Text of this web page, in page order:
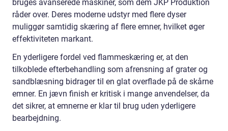
bruges avanserede maskiner, som dem JKP Produktion
råder over. Deres moderne udstyr med flere dyser
muliggør samtidig skæring af flere emner, hvilket øger
effektiviteten markant.
En yderligere fordel ved flammeskæring er, at den
tilkoblede efterbehandling som afrensning af grater og
sandblæsning bidrager til en glat overflade på de skårne
emner. En jævn finish er kritisk i mange anvendelser, da
det sikrer, at emnerne er klar til brug uden yderligere
bearbejdning.